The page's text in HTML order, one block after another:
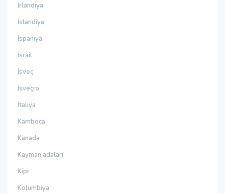
İrlandiya
İslandiya
İspaniya
İsrail
İsveç
İsveçrə
İtaliya
Kamboca
Kanada
Kayman adaları
Kipr
Kolumbiya